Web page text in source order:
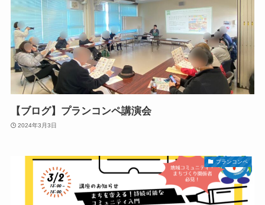
【ブログ】プランコンペ講演会
2024年3月3日
プランコンペ